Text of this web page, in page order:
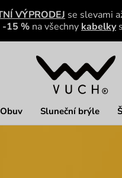
VÝPRODEJ se slevami
-15 % na všechny kabelky
Obuv Sluneční brýle